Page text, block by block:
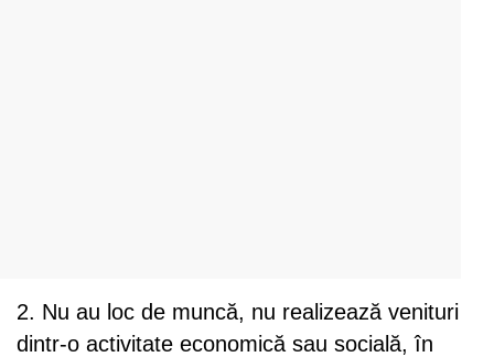
2. Nu au loc de muncă, nu realizează venituri
dintr-o activitate economică sau socială, în